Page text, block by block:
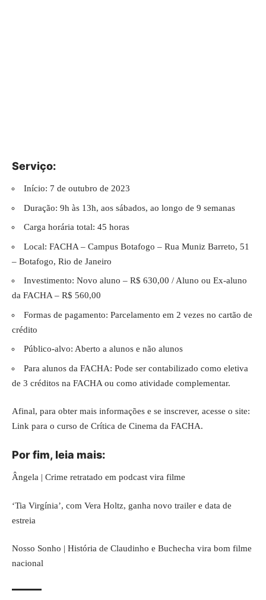
Serviço:
Início: 7 de outubro de 2023
Duração: 9h às 13h, aos sábados, ao longo de 9 semanas
Carga horária total: 45 horas
Local: FACHA – Campus Botafogo – Rua Muniz Barreto, 51
– Botafogo, Rio de Janeiro
Investimento: Novo aluno – R$ 630,00 / Aluno ou Ex-aluno
da FACHA – R$ 560,00
Formas de pagamento: Parcelamento em 2 vezes no cartão de
crédito
Público-alvo: Aberto a alunos e não alunos
Para alunos da FACHA: Pode ser contabilizado como eletiva
de 3 créditos na FACHA ou como atividade complementar.
Afinal, para obter mais informações e se inscrever, acesse o site:
Link para o curso de Crítica de Cinema da FACHA.
Por fim, leia mais:
Ângela | Crime retratado em podcast vira filme
‘Tia Virgínia’, com Vera Holtz, ganha novo trailer e data de
estreia
Nosso Sonho | História de Claudinho e Buchecha vira bom filme
nacional